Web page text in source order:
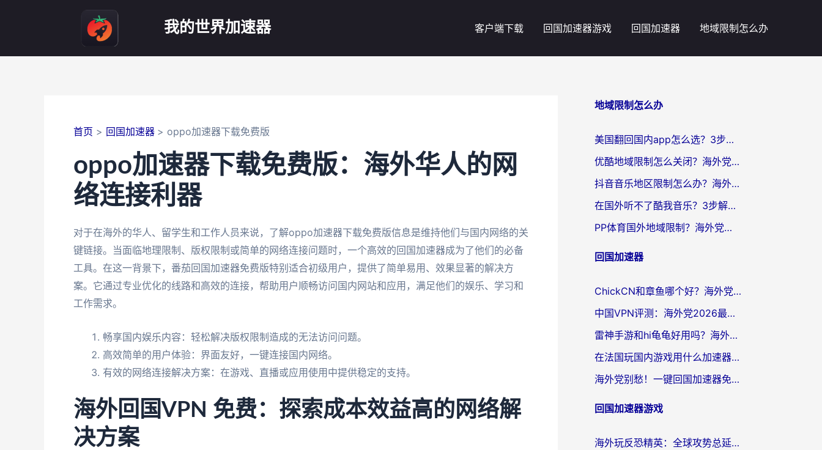
我的世界加速器 客户端下载 回国加速器游戏 回国加速器 地域限制怎么办
首页 回国加速器 oppo加速器下载免费版
oppo加速器下载免费版：海外华人的网
络连接利器
对于在海外的华人、留学生和工作人员来说，了解oppo加速器下载免费版信息是维持他们与国内网络的关
键链接。当面临地理限制、版权限制或简单的网络连接问题时，一个高效的回国加速器成为了他们的必备
工具。在这一背景下，番茄回国加速器免费版特别适合初级用户，提供了简单易用、效果显著的解决方
案。它通过专业优化的线路和高效的连接，帮助用户顺畅访问国内网站和应用，满足他们的娱乐、学习和
工作需求。
畅享国内娱乐内容：轻松解决版权限制造成的无法访问问题。
高效简单的用户体验：界面友好，一键连接国内网络。
有效的网络连接解决方案：在游戏、直播或应用使用中提供稳定的支持。
海外回国VPN 免费：探索成本效益高的网络解
决方案
地域限制怎么办
美国翻回国内app怎么选？3步教你无缝刷剧、登12123、访问国内网站
优酷地域限制怎么关闭？海外党亲测有效的追剧加速器选择指南
抖音音乐地区限制怎么办？海外党亲测有效的听歌自由指南
在国外听不了酷我音乐？3步解除手机酷我音乐海外限制，附实测好用加速器
PP体育国外地域限制？海外党看球终极方案：从欧洲杯到奥运会，中文解说不卡顿！
回国加速器
ChickCN和章鱼哪个好？海外党选回国加速器的3个关键维度 + 实用避坑指南
中国VPN评测：海外党2026最全回国加速器选择指南，告别地区限制不踩坑
雷神手游和hi龟龟好用吗？海外党亲测3款回国加速器，教你选对国外到国内加速器
在法国玩国内游戏用什么加速器？2026实测解决延迟卡顿的实用指南
海外党别愁！一键回国加速器免费版怎么选？从踩坑到流畅访问的全攻略
回国加速器游戏
海外玩反恐精英：全球攻势总延迟？从瑞典玩神武4到外国玩黎明觉醒，选对加速器才是关键！